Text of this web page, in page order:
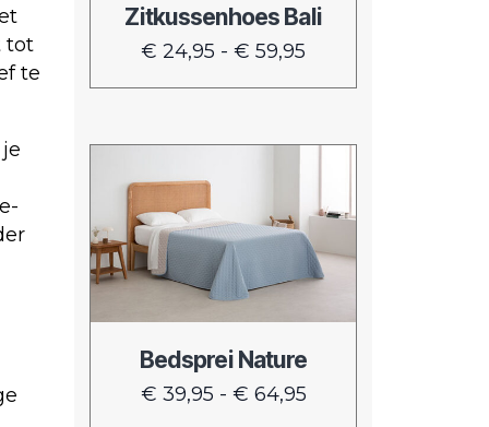
tot
te
Zitkussenhoes Bali
€ 24,95 - € 59,95
kan
gekozen
Bedsprei Nature
€ 39,95 - € 64,95Prijsklasse:
product
heeft
meerdere
variaties.
optie
gekozen